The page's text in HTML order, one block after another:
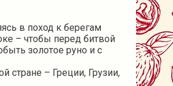
в поход к берегам
– чтобы перед битвой
золотое руно и с
стране – Греции, Грузии,